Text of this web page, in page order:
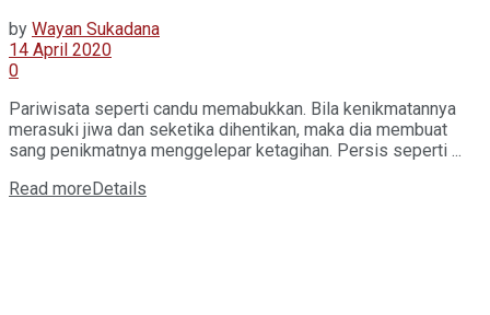
by Wayan Sukadana
14 April 2020
0
Pariwisata seperti candu memabukkan. Bila kenikmatannya
merasuki jiwa dan seketika dihentikan, maka dia membuat
sang penikmatnya menggelepar ketagihan. Persis seperti ...
Read moreDetails